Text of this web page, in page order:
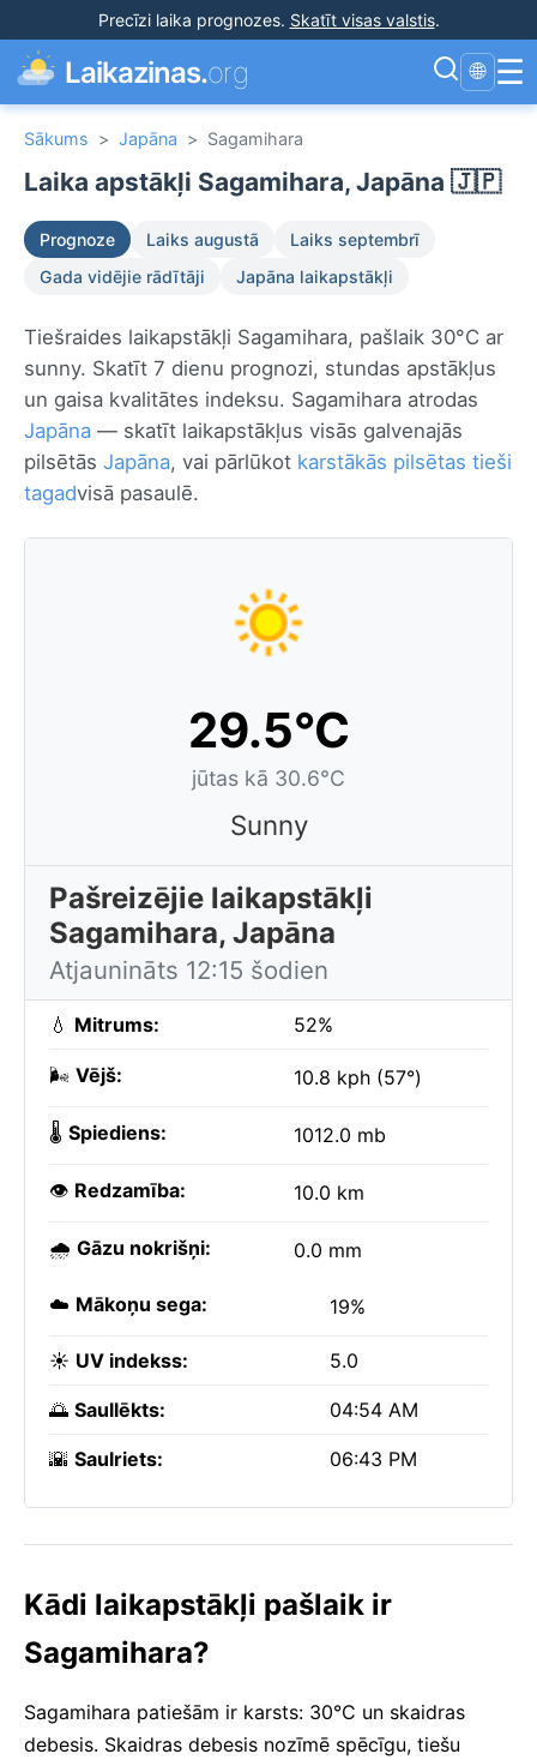
Precīzi laika prognozes. Skatīt visas valstis.
Laikazinas.org 🌐 ☰
Sākums > Japāna > Sagamihara
Laika apstākļi Sagamihara, Japāna 🇯🇵
Prognoze Laiks augustā
Laiks septembrī
Gada vidējie rādītāji
Japāna laikapstākļi
Tiešraides laikapstākļi Sagamihara, pašlaik 30°C ar
sunny. Skatīt 7 dienu prognozi, stundas apstākļus
un gaisa kvalitātes indeksu. Sagamihara atrodas
Japāna — skatīt laikapstākļus visās galvenajās
pilsētās Japāna, vai pārlūkot karstākās pilsētas tieši
tagadvisā pasaulē.
29.5°C
jūtas kā 30.6°C
Sunny
Pašreizējie laikapstākļi
Sagamihara, Japāna
Atjaunināts 12:15 šodien
💧 Mitrums: 52%
🌬️ Vējš: 10.8 kph (57°)
🌡️ Spiediens: 1012.0 mb
👁️ Redzamība: 10.0 km
🌧️ Gāzu nokrišņi: 0.0 mm
☁️ Mākoņu sega: 19%
☀️ UV indekss: 5.0
🌅 Saullēkts: 04:54 AM
🌇 Saulriets: 06:43 PM
Kādi laikapstākļi pašlaik ir
Sagamihara?
Sagamihara patiešām ir karsts: 30°C un skaidras
debesis. Skaidras debesis nozīmē spēcīgu, tiešu